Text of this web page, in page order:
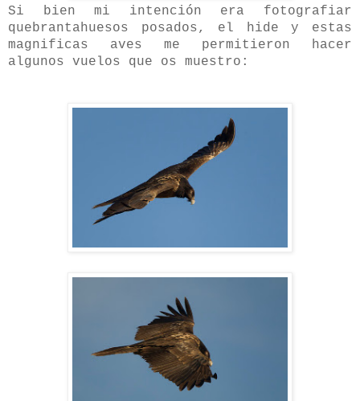
Si bien mi intención era fotografiar
quebrantahuesos posados, el hide y estas
magnificas aves me permitieron hacer
algunos vuelos que os muestro: